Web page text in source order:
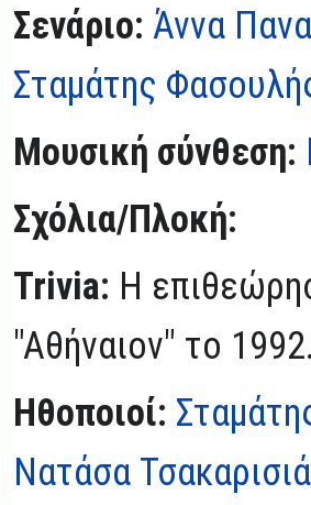
Σενάριο: Άννα
Σταμάτης
Μουσική σύνθεση:
Σχόλια/Πλοκή:
Trivia: Η
"Αθήναιον" το
Ηθοποιοί:
Νατάσα